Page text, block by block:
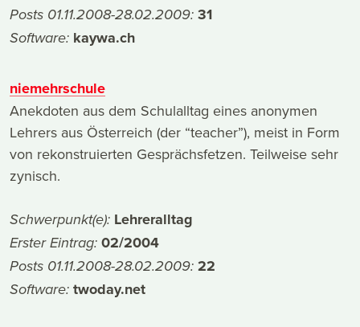
Posts 01.11.2008-28.02.2009: 31
Software: kaywa.ch
niemehrschule
Anekdoten aus dem Schulalltag eines anonymen
Lehrers aus Österreich (der “teacher”), meist in Form
von rekonstruierten Gesprächsfetzen. Teilweise sehr
zynisch.
Schwerpunkt(e): Lehreralltag
Erster Eintrag: 02/2004
Posts 01.11.2008-28.02.2009: 22
Software: twoday.net